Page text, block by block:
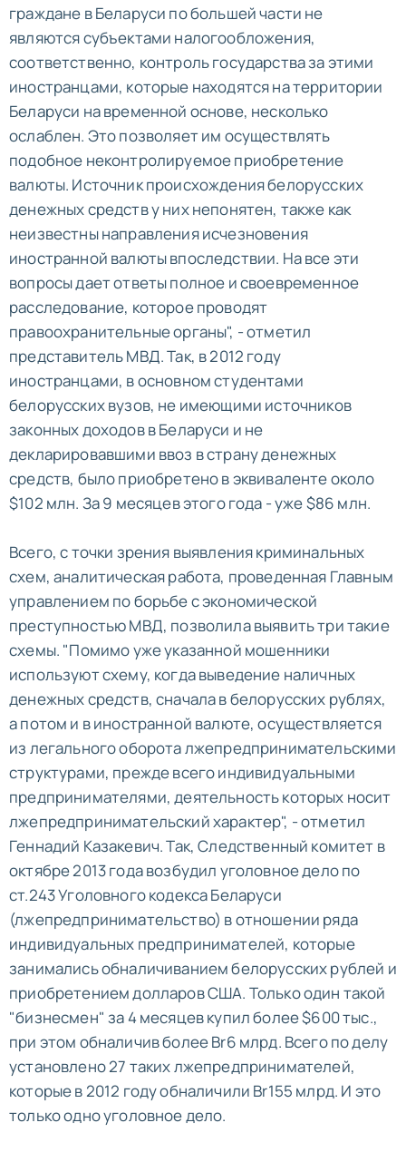
граждане в Беларуси по большей части не
являются субъектами налогообложения,
соответственно, контроль государства за этими
иностранцами, которые находятся на территории
Беларуси на временной основе, несколько
ослаблен. Это позволяет им осуществлять
подобное неконтролируемое приобретение
валюты. Источник происхождения белорусских
денежных средств у них непонятен, также как
неизвестны направления исчезновения
иностранной валюты впоследствии. На все эти
вопросы дает ответы полное и своевременное
расследование, которое проводят
правоохранительные органы", - отметил
представитель МВД. Так, в 2012 году
иностранцами, в основном студентами
белорусских вузов, не имеющими источников
законных доходов в Беларуси и не
декларировавшими ввоз в страну денежных
средств, было приобретено в эквиваленте около
$102 млн. За 9 месяцев этого года - уже $86 млн.
Всего, с точки зрения выявления криминальных
схем, аналитическая работа, проведенная Главным
управлением по борьбе с экономической
преступностью МВД, позволила выявить три такие
схемы. "Помимо уже указанной мошенники
используют схему, когда выведение наличных
денежных средств, сначала в белорусских рублях,
а потом и в иностранной валюте, осуществляется
из легального оборота лжепредпринимательскими
структурами, прежде всего индивидуальными
предпринимателями, деятельность которых носит
лжепредпринимательский характер", - отметил
Геннадий Казакевич. Так, Следственный комитет в
октябре 2013 года возбудил уголовное дело по
ст.243 Уголовного кодекса Беларуси
(лжепредпринимательство) в отношении ряда
индивидуальных предпринимателей, которые
занимались обналичиванием белорусских рублей и
приобретением долларов США. Только один такой
"бизнесмен" за 4 месяцев купил более $600 тыс.,
при этом обналичив более Br6 млрд. Всего по делу
установлено 27 таких лжепредпринимателей,
которые в 2012 году обналичили Br155 млрд. И это
только одно уголовное дело.